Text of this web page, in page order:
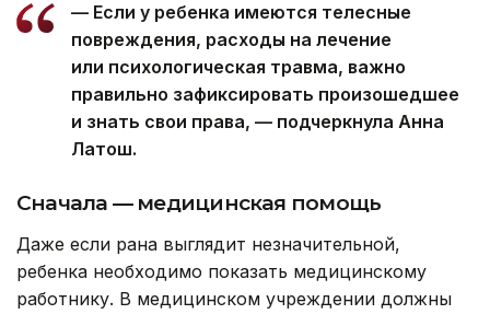
— Если у ребенка имеются телесные
повреждения, расходы на лечение
или психологическая травма, важно
правильно зафиксировать произошедшее
и знать свои права, — подчеркнула Анна
Латош.
Сначала — медицинская помощь
Даже если рана выглядит незначительной,
ребенка необходимо показать медицинскому
работнику. В медицинском учреждении должны